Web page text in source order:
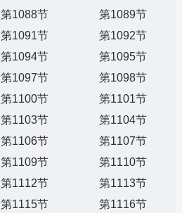
第1088节
第1089节
第1091节
第1092节
第1094节
第1095节
第1097节
第1098节
第1100节
第1101节
第1103节
第1104节
第1106节
第1107节
第1109节
第1110节
第1112节
第1113节
第1115节
第1116节